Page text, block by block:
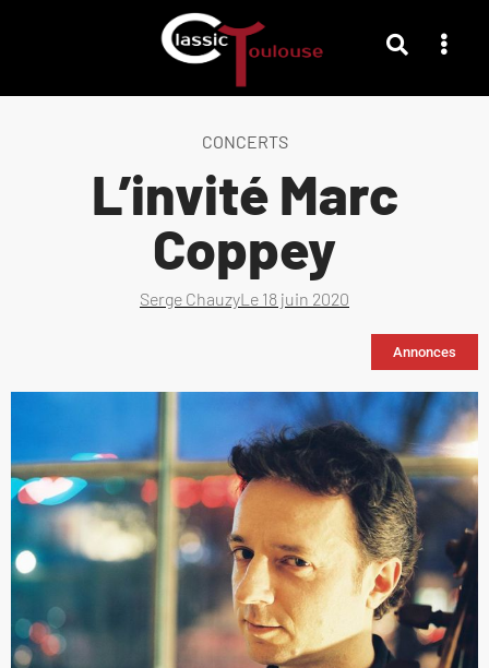
CONCERTS
L’invité Marc
Coppey
Serge ChauzyLe 18 juin 2020
Annonces